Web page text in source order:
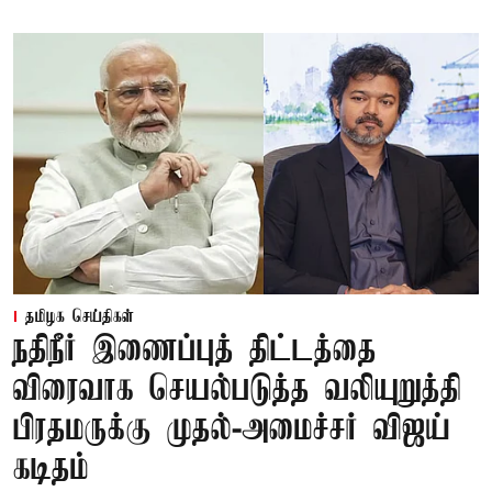
தமிழக செய்திகள்
நதிநீர் இணைப்புத் திட்டத்தை
விரைவாக செயல்படுத்த வலியுறுத்தி
பிரதமருக்கு முதல்-அமைச்சர் விஜய்
கடிதம்